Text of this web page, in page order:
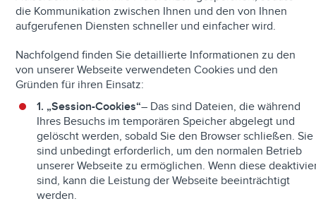
die Kommunikation zwischen Ihnen und den von Ihnen
aufgerufenen Diensten schneller und einfacher wird.
Nachfolgend finden Sie detaillierte Informationen zu den
von unserer Webseite verwendeten Cookies und den
Gründen für ihren Einsatz:
1. „Session-Cookies“– Das sind Dateien, die während
Ihres Besuchs im temporären Speicher abgelegt und
gelöscht werden, sobald Sie den Browser schließen. Sie
sind unbedingt erforderlich, um den normalen Betrieb
unserer Webseite zu ermöglichen. Wenn diese
sind, kann die Leistung der Webseite beeinträchtigt
werden.